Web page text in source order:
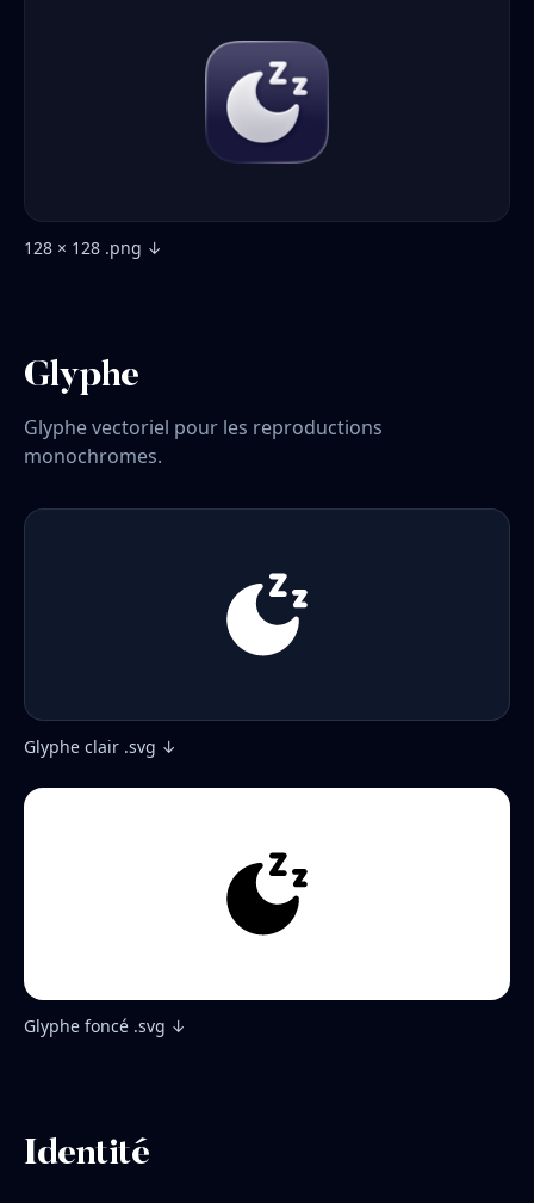
128 × 128 .png ↓
Glyphe
Glyphe vectoriel pour les reproductions
monochromes.
Glyphe clair .svg ↓
Glyphe foncé .svg ↓
Identité